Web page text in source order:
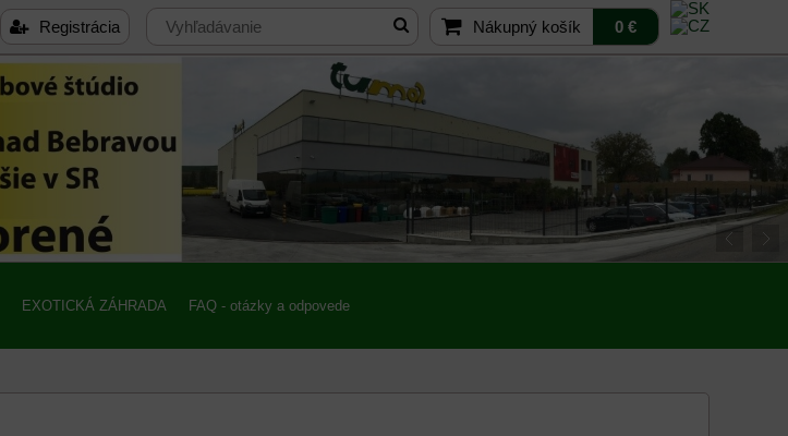
Registrácia Nákupný košík 0 €
EXOTICKÁ ZÁHRADA FAQ - otázky a odpovede